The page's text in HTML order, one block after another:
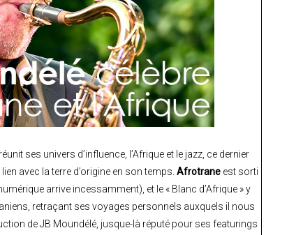
réunit ses univers d’influence, l’Afrique et le jazz, ce dernier
avec la terre d’origine en son temps. Afrotrane est sorti
arrive incessamment), et le « Blanc d’Afrique » y
retraçant ses voyages personnels auxquels il nous
de JB Moundélé, jusque-là réputé pour ses featurings